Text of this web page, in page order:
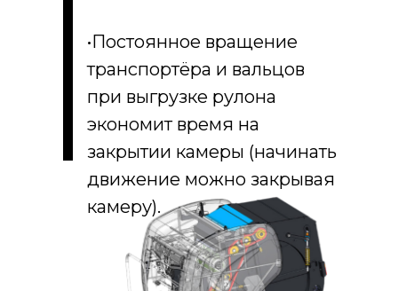
•Постоянное вращение
транспортёра и вальцов
при выгрузке рулона
экономит время на
закрытии камеры (начинать
движение можно закрывая
камеру).